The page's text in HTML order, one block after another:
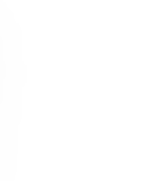
chatbot-ului